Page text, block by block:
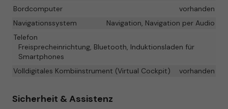
Bordcomputer
vorhanden
Navigationssystem
Navigation, Navigation per Audio
Telefon
Freisprecheinrichtung, Bluetooth, Induktionsladen für
Smartphones
Volldigitales Kombiinstrument (Virtual Cockpit)
vorhanden
Sicherheit & Assistenz